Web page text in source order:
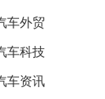
车外贸
车科技
车资讯